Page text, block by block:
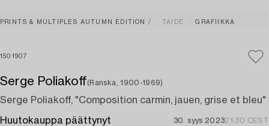
PRINTS & MULTIPLES AUTUMN EDITION TAIDE GRAFIIKKA
1501907
Serge Poliakoff(Ranska, 1900-1969)
Serge Poliakoff, "Composition carmin, jauen, grise et bleu"
Huutokauppa päättynyt 30. syys 202321:30 CEST